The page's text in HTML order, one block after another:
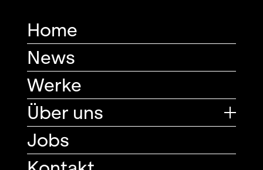
Home
News
Werke
Über uns
Jobs